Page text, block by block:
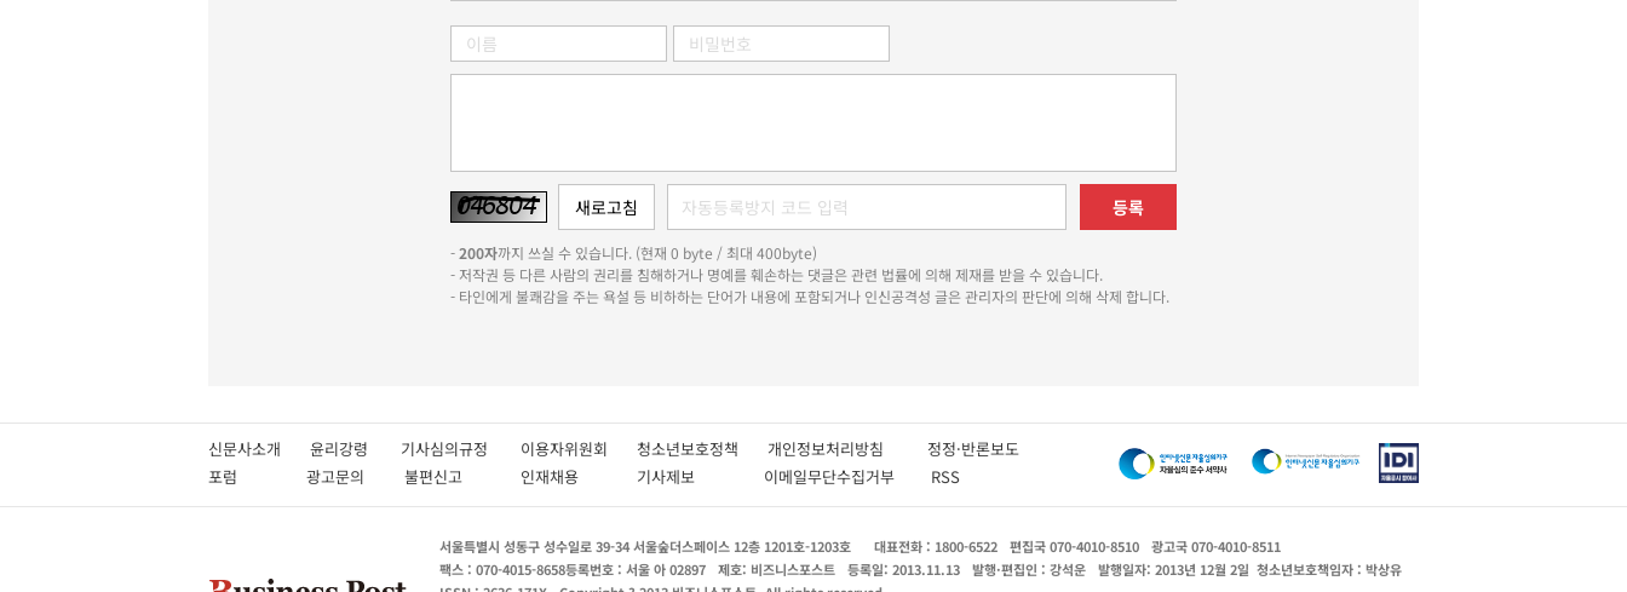
등록
-200자까지 쓰실 수 있습니다. (현재 0 byte / 최대 400byte)
- 저작권 등 다른 사람의 권리를 침해하거나 명예를 훼손하는 댓글은 관련 법률에 의해 제재를 받을 수 있습니다.
- 타인에게 불쾌감을 주는 욕설 등 비하하는 단어가 내용에 포함되거나 인신공격성 글은 관리자의 판단에 의해 삭제 합니다.
신문사소개 윤리강령 기사심의규정 이용자위원회 청소년보호정책 개인정보처리방침 정정·반론보도
포럼
광고문의 불편신고 인재채용 기사제보 이메일무단수집거부 RSS
서울특별시 성동구 성수일로 39-34 서울숲더스페이스 12층 1201호-1203호 대표전화 : 1800-6522 편집국 070-4010-8510
광고국 070-4010-8511
팩스 : 070-4015-8658등록번호 : 서울 아 02897 제호: 비즈니스포스트 등록일: 2013.11.13 발행·편집인 : 강석운 발행일자: 2013년 12월 2일 청소년보호책임자 : 박상유